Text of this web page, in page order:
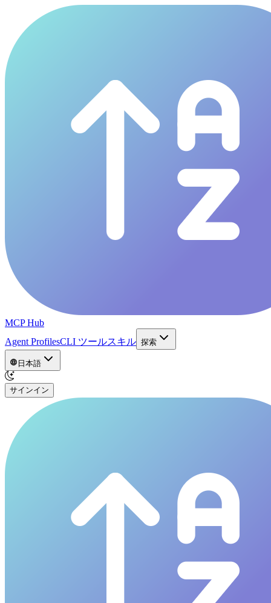
MCP Hub
Agent ProfilesCLI ツールスキル 探索
日本語
サインイン